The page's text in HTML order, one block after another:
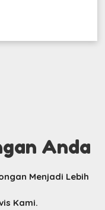
Anda
Menjadi Lebih
Kami.